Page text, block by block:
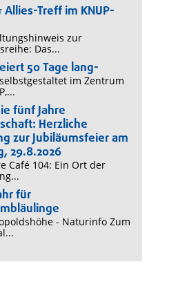
Allies-Treff im KNUP-
zur
Das...
50 Tage lang-
im Zentrum
fünf Jahre
Herzliche
zur Jubiläumsfeier am
29.8.2026
Café 104: Ein Ort der
für
- Naturinfo Zum